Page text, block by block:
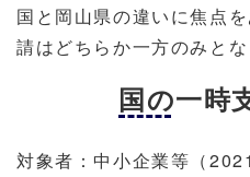
国と岡山県の違いに焦点
請はどちらか一方のみとな
国の一時
対象者：中小企業等（